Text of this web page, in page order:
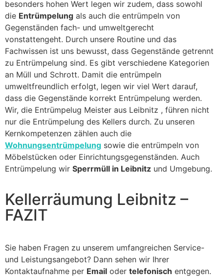
besonders hohen Wert legen wir zudem, dass sowohl
die Entrümpelung als auch die entrümpeln von
Gegenständen fach- und umweltgerecht
vonstattengeht. Durch unsere Routine und das
Fachwissen ist uns bewusst, dass Gegenstände getrennt
zu Entrümpelung sind. Es gibt verschiedene Kategorien
an Müll und Schrott. Damit die entrümpeln
umweltfreundlich erfolgt, legen wir viel Wert darauf,
dass die Gegenstände korrekt Entrümpelung werden.
Wir, die Entrümpelug Meister aus Leibnitz , führen nicht
nur die Entrümpelung des Kellers durch. Zu unseren
Kernkompetenzen zählen auch die
Wohnungsentrümpelung sowie die entrümpeln von
Möbelstücken oder Einrichtungsgegenständen. Auch
Entrümpelung wir Sperrmüll in Leibnitz und Umgebung.
Kellerräumung Leibnitz –
FAZIT
Sie haben Fragen zu unserem umfangreichen Service-
und Leistungsangebot? Dann sehen wir Ihrer
Kontaktaufnahme per Email oder telefonisch entgegen.